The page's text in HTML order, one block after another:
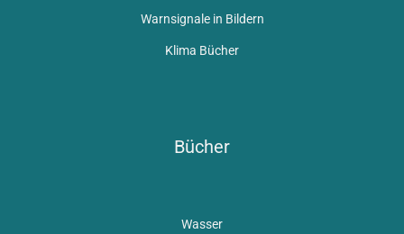
Warnsignale in Bildern
Klima Bücher
Bücher
Wasser